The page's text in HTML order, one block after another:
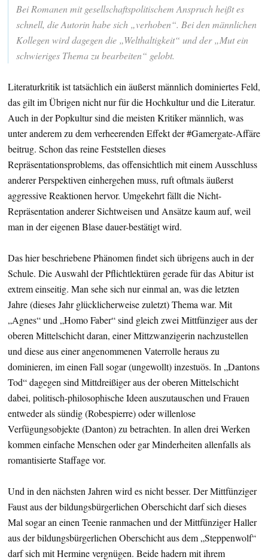
Bei Romanen mit gesellschaftspolitischem Anspruch heißt es
schnell, die Autorin habe sich „verhoben“. Bei den männlichen
Kollegen wird dagegen die „Welthaltigkeit“ und der „Mut ein
schwieriges Thema zu bearbeiten“ gelobt.
Literaturkritik ist tatsächlich ein äußerst männlich dominiertes Feld,
das gilt im Übrigen nicht nur für die Hochkultur und die Literatur.
Auch in der Popkultur sind die meisten Kritiker männlich, was
unter anderem zu dem verheerenden Effekt der #Gamergate-Affäre
beitrug. Schon das reine Feststellen dieses
Repräsentationsproblems, das offensichtlich mit einem Ausschluss
anderer Perspektiven einhergehen muss, ruft oftmals äußerst
aggressive Reaktionen hervor. Umgekehrt fällt die Nicht-
Repräsentation anderer Sichtweisen und Ansätze kaum auf, weil
man in der eigenen Blase dauer-bestätigt wird.
Das hier beschriebene Phänomen findet sich übrigens auch in der
Schule. Die Auswahl der Pflichtlektüren gerade für das Abitur ist
extrem einseitig. Man sehe sich nur einmal an, was die letzten
Jahre (dieses Jahr glücklicherweise zuletzt) Thema war. Mit
„Agnes“ und „Homo Faber“ sind gleich zwei Mittfünziger aus der
oberen Mittelschicht daran, einer Mittzwanzigerin nachzustellen
und diese aus einer angenommenen Vaterrolle heraus zu
dominieren, im einen Fall sogar (ungewollt) inzestuös. In „Dantons
Tod“ dagegen sind Mittdreißiger aus der oberen Mittelschicht
dabei, politisch-philosophische Ideen auszutauschen und Frauen
entweder als sündig (Robespierre) oder willenlose
Verfügungsobjekte (Danton) zu betrachten. In allen drei Werken
kommen einfache Menschen oder gar Minderheiten allenfalls als
romantisierte Staffage vor.
Und in den nächsten Jahren wird es nicht besser. Der Mittfünziger
Faust aus der bildungsbürgerlichen Oberschicht darf sich dieses
Mal sogar an einen Teenie ranmachen und der Mittfünziger Haller
aus der bildungsbürgerlichen Oberschicht aus dem „Steppenwolf“
darf sich mit Hermine vergnügen. Beide hadern mit ihrem